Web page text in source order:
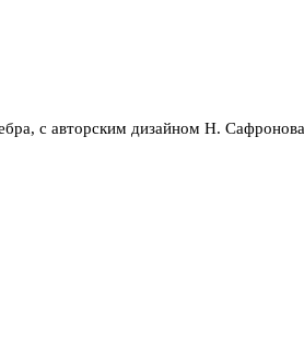
с авторским дизайном Н. Сафронова